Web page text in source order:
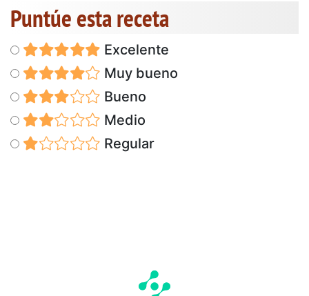
Puntúe esta receta
Excelente
Muy bueno
Bueno
Medio
Regular